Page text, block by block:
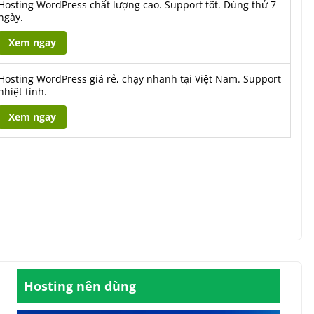
WordPress chất lượng cao. Support tốt. Dùng thử 7
Xem ngay
WordPress giá rẻ, chạy nhanh tại Việt Nam. Support
tình.
Xem ngay
Hosting nên dùng